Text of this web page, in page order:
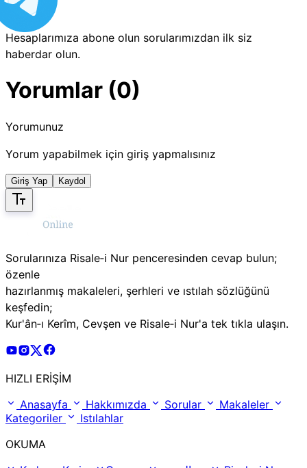
Hesaplarımıza abone olun sorularımızdan ilk siz
haberdar olun.
Yorumlar (0)
Yorumunuz
Yorum yapabilmek için giriş yapmalısınız
Giriş Yap Kaydol
Sorularınıza Risale‑i Nur penceresinden cevap bulun;
özenle
hazırlanmış makaleleri, şerhleri ve ıstılah sözlüğünü
keşfedin;
Kur'ân‑ı Kerîm, Cevşen ve Risale‑i Nur'a tek tıkla ulaşın.
Risale Online Youtube Hesabı
Risale Online Instagram Hesabı
Risale Online X Hesabı
HIZLI ERİŞİM
Anasayfa
Hakkımızda Sorular
Makaleler
Kategoriler
Istılahlar
OKUMA